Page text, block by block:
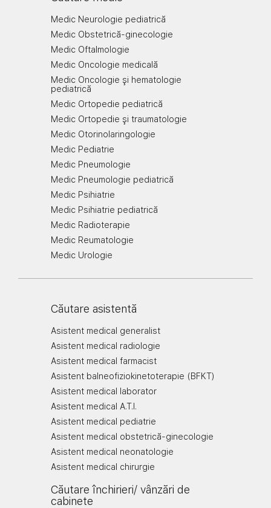
Medic Neurologie pediatrică
Medic Obstetrică-ginecologie
Medic Oftalmologie
Medic Oncologie medicală
Medic Oncologie şi hematologie
pediatrică
Medic Ortopedie pediatrică
Medic Ortopedie şi traumatologie
Medic Otorinolaringologie
Medic Pediatrie
Medic Pneumologie
Medic Pneumologie pediatrică
Medic Psihiatrie
Medic Psihiatrie pediatrică
Medic Radioterapie
Medic Reumatologie
Medic Urologie
Căutare asistentă
Asistent medical generalist
Asistent medical radiologie
Asistent medical farmacist
Asistent balneofiziokinetoterapie (BFKT)
Asistent medical laborator
Asistent medical A.T.I.
Asistent medical pediatrie
Asistent medical obstetrică-ginecologie
Asistent medical neonatologie
Asistent medical chirurgie
Căutare închirieri/ vânzări de
cabinete